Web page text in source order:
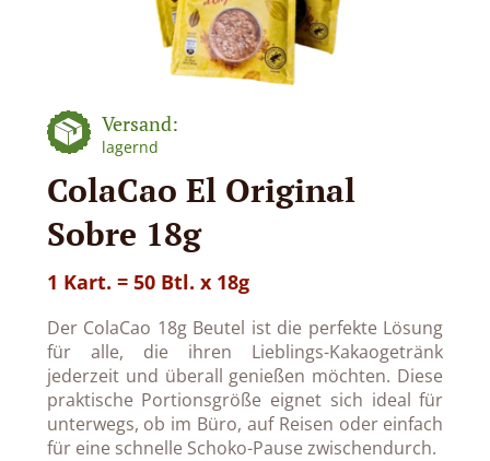
Versand:
lagernd
ColaCao El Original
Sobre 18g
1 Kart. = 50 Btl. x 18g
Der ColaCao 18g Beutel ist die perfekte Lösung
für alle, die ihren Lieblings-Kakaogetränk
jederzeit und überall genießen möchten. Diese
praktische Portionsgröße eignet sich ideal für
unterwegs, ob im Büro, auf Reisen oder einfach
für eine schnelle Schoko-Pause zwischendurch.